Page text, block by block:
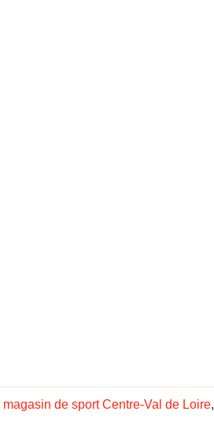
magasin de sport Centre-Val de Loire,